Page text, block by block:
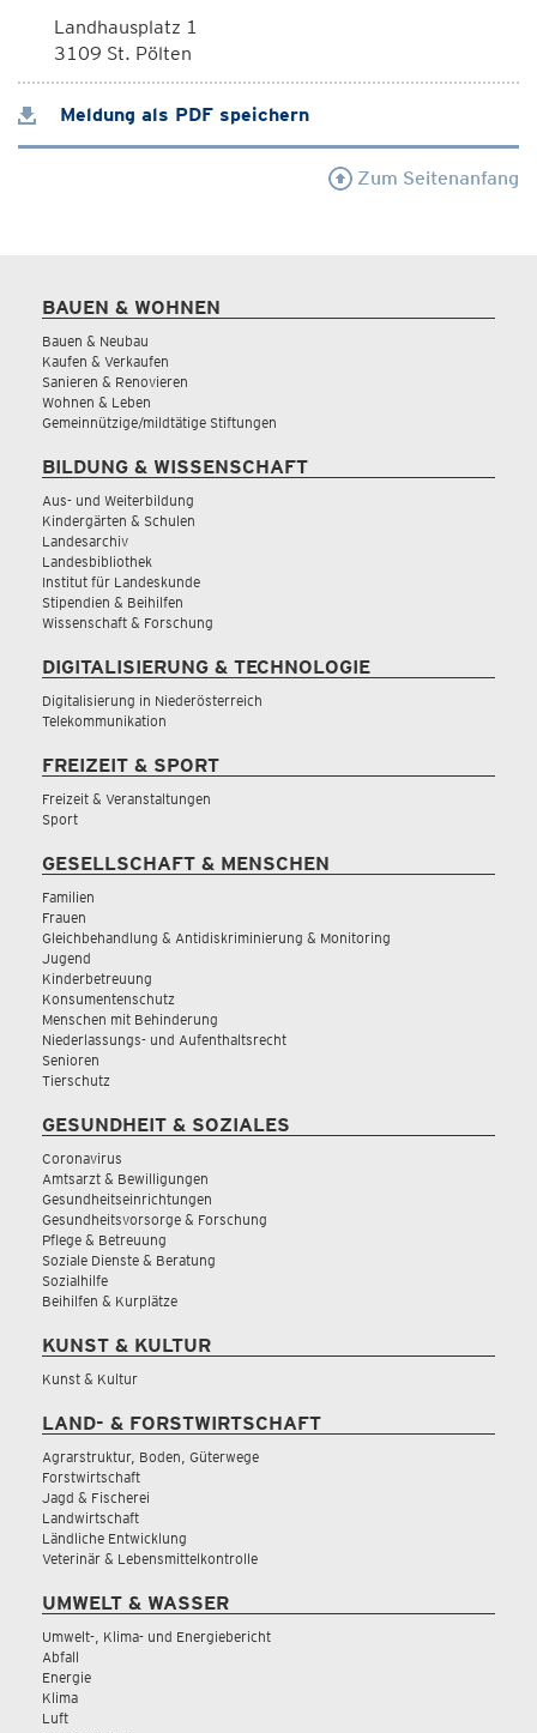
Landhausplatz 1
3109 St. Pölten
Meldung als PDF speichern
Zum Seitenanfang
BAUEN & WOHNEN
Bauen & Neubau
Kaufen & Verkaufen
Sanieren & Renovieren
Wohnen & Leben
Gemeinnützige/mildtätige Stiftungen
BILDUNG & WISSENSCHAFT
Aus- und Weiterbildung
Kindergärten & Schulen
Landesarchiv
Landesbibliothek
Institut für Landeskunde
Stipendien & Beihilfen
Wissenschaft & Forschung
DIGITALISIERUNG & TECHNOLOGIE
Digitalisierung in Niederösterreich
Telekommunikation
FREIZEIT & SPORT
Freizeit & Veranstaltungen
Sport
GESELLSCHAFT & MENSCHEN
Familien
Frauen
Gleichbehandlung & Antidiskriminierung & Monitoring
Jugend
Kinderbetreuung
Konsumentenschutz
Menschen mit Behinderung
Niederlassungs- und Aufenthaltsrecht
Senioren
Tierschutz
GESUNDHEIT & SOZIALES
Coronavirus
Amtsarzt & Bewilligungen
Gesundheitseinrichtungen
Gesundheitsvorsorge & Forschung
Pflege & Betreuung
Soziale Dienste & Beratung
Sozialhilfe
Beihilfen & Kurplätze
KUNST & KULTUR
Kunst & Kultur
LAND- & FORSTWIRTSCHAFT
Agrarstruktur, Boden, Güterwege
Forstwirtschaft
Jagd & Fischerei
Landwirtschaft
Ländliche Entwicklung
Veterinär & Lebensmittelkontrolle
UMWELT & WASSER
Umwelt-, Klima- und Energiebericht
Abfall
Energie
Klima
Luft